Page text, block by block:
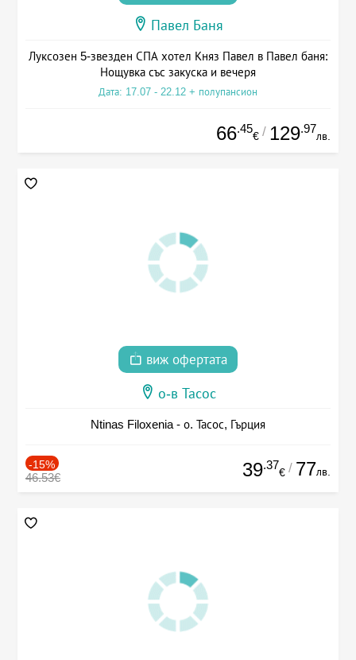
Павел Баня
Луксозен 5-звезден СПА хотел Княз Павел в Павел баня:
Нощувка със закуска и вечеря
Дата: 17.07 - 22.12 + полупансион
66.45
€ / 129.97
лв.
виж офертата
о-в Тасос
Ntinas Filoxenia - о. Тасос, Гърция
-15%
46.53€ 39.37
€ / 77лв.